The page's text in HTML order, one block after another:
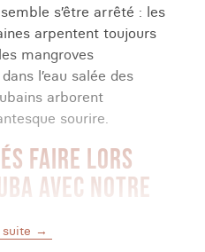
s’être arrêté : les
arpentent toujours
mangroves
l’eau salée des
arborent
sourire.
FAIRE LORS
AVEC NOTRE
à l’identité si